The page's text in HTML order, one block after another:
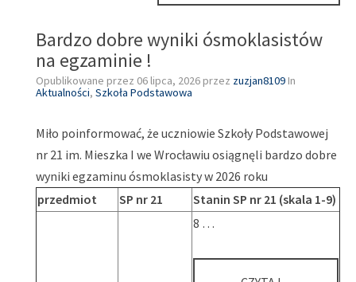
PIERWSZYCH
Bardzo dobre wyniki ósmoklasistów
na egzaminie !
Opublikowane przez 06 lipca, 2026 przez zuzjan8109 In
Aktualności, Szkoła Podstawowa
Miło poinformować, że uczniowie Szkoły Podstawowej
nr 21 im. Mieszka I we Wrocławiu osiągnęli bardzo dobre
wyniki egzaminu ósmoklasisty w 2026 roku
przedmiot
SP nr 21
Stanin SP nr 21 (skala 1-9)
8 …